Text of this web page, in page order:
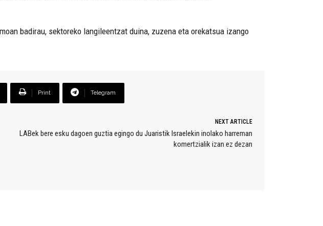
badirau, sektoreko langileentzat duina, zuzena eta orekatsua izango
Print Telegram
NEXT ARTICLE
LABek bere esku dagoen guztia egingo du Juaristik Israelekin inolako harreman
komertzialik izan ez dezan